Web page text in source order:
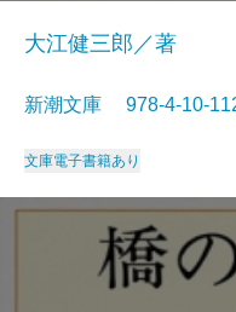
大江健三郎／著
新潮文庫 978-4-10-
文庫電子書籍あり